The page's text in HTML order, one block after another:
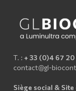
T. : + 33 (0)4 67
contact@gl-
Siège social &